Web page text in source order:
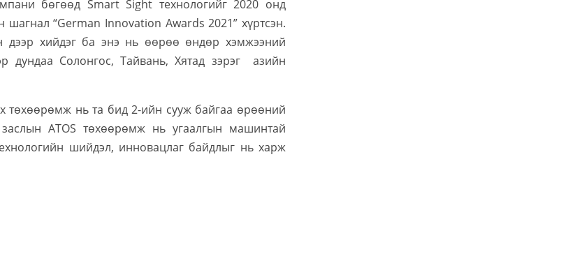
бөгөөд Smart Sight технологийг 2020 онд
“German Innovation Awards 2021” хүртсэн.
дээр хийдэг ба энэ нь өөрөө өндөр хэмжээний
дундаа Солонгос, Тайвань, Хятад зэрэг азийн
төхөөрөмж нь та бид 2-ийн сууж байгаа өрөөний
ATOS төхөөрөмж нь угаалгын машинтай
шийдэл, инновацлаг байдлыг нь харж